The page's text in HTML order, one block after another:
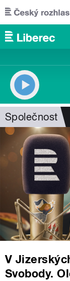
Přejít k hlavnímu
Společnost
V
Svobody.